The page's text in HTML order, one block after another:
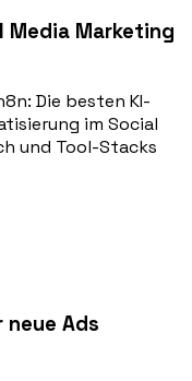
Media Marketing
Die besten KI-
im Social
und Tool-Stacks
Ads